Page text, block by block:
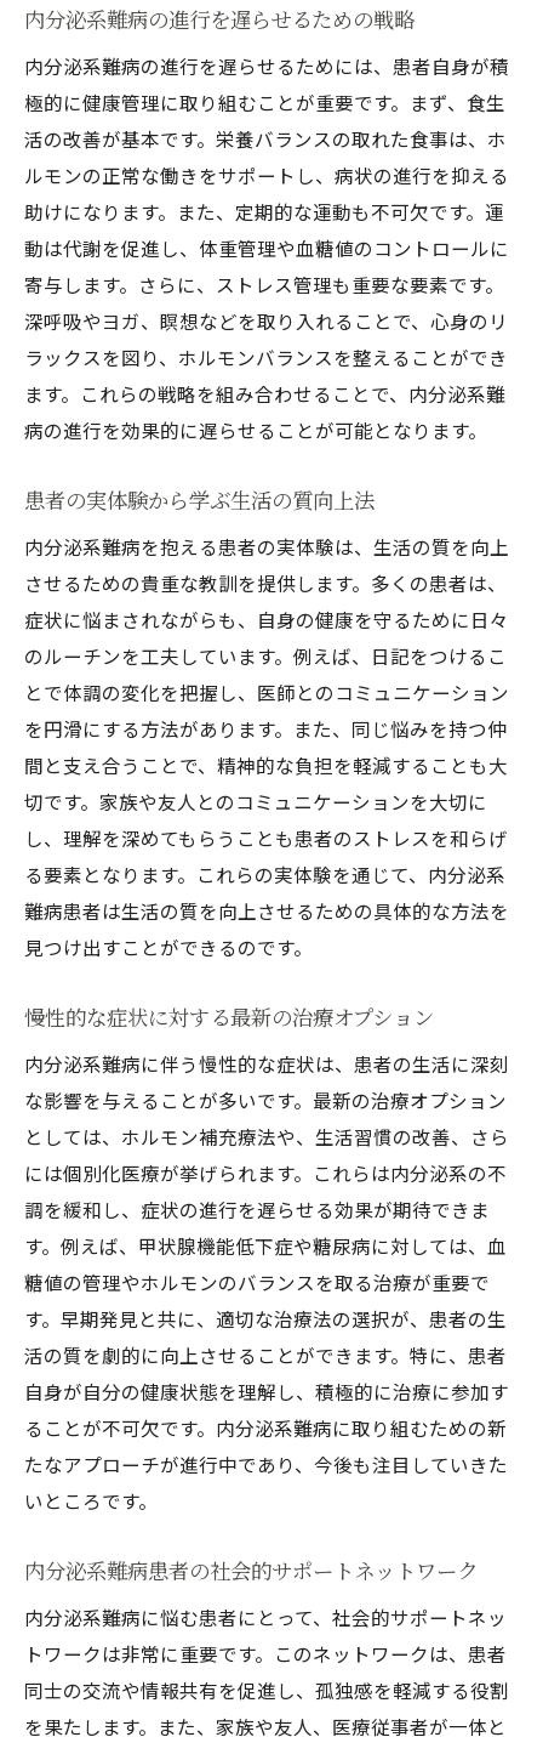
内分泌系難病の進行を遅らせるための戦略
内分泌系難病の進行を遅らせるためには、患者自身が積
極的に健康管理に取り組むことが重要です。まず、食生
活の改善が基本です。栄養バランスの取れた食事は、ホ
ルモンの正常な働きをサポートし、病状の進行を抑える
助けになります。また、定期的な運動も不可欠です。運
動は代謝を促進し、体重管理や血糖値のコントロールに
寄与します。さらに、ストレス管理も重要な要素です。
深呼吸やヨガ、瞑想などを取り入れることで、心身のリ
ラックスを図り、ホルモンバランスを整えることができ
ます。これらの戦略を組み合わせることで、内分泌系難
病の進行を効果的に遅らせることが可能となります。
患者の実体験から学ぶ生活の質向上法
内分泌系難病を抱える患者の実体験は、生活の質を向上
させるための貴重な教訓を提供します。多くの患者は、
症状に悩まされながらも、自身の健康を守るために日々
のルーチンを工夫しています。例えば、日記をつけるこ
とで体調の変化を把握し、医師とのコミュニケーション
を円滑にする方法があります。また、同じ悩みを持つ仲
間と支え合うことで、精神的な負担を軽減することも大
切です。家族や友人とのコミュニケーションを大切に
し、理解を深めてもらうことも患者のストレスを和らげ
る要素となります。これらの実体験を通じて、内分泌系
難病患者は生活の質を向上させるための具体的な方法を
見つけ出すことができるのです。
慢性的な症状に対する最新の治療オプション
内分泌系難病に伴う慢性的な症状は、患者の生活に深刻
な影響を与えることが多いです。最新の治療オプション
としては、ホルモン補充療法や、生活習慣の改善、さら
には個別化医療が挙げられます。これらは内分泌系の不
調を緩和し、症状の進行を遅らせる効果が期待できま
す。例えば、甲状腺機能低下症や糖尿病に対しては、血
糖値の管理やホルモンのバランスを取る治療が重要で
す。早期発見と共に、適切な治療法の選択が、患者の生
活の質を劇的に向上させることができます。特に、患者
自身が自分の健康状態を理解し、積極的に治療に参加す
ることが不可欠です。内分泌系難病に取り組むための新
たなアプローチが進行中であり、今後も注目していきた
いところです。
内分泌系難病患者の社会的サポートネットワーク
内分泌系難病に悩む患者にとって、社会的サポートネッ
トワークは非常に重要です。このネットワークは、患者
同士の交流や情報共有を促進し、孤独感を軽減する役割
を果たします。また、家族や友人、医療従事者が一体と